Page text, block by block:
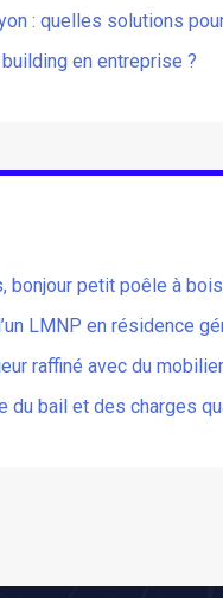
: quelles solutions
en entreprise ?
bonjour petit poêle à
LMNP en résidence
raffiné avec du
du bail et des charges